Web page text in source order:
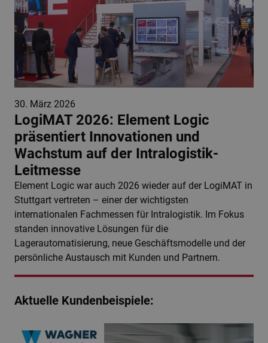
30. März 2026
LogiMAT 2026: Element Logic
präsentiert Innovationen und
Wachstum auf der Intralogistik-
Leitmesse
Element Logic war auch 2026 wieder auf der LogiMAT in
Stuttgart vertreten – einer der wichtigsten
internationalen Fachmessen für Intralogistik. Im Fokus
standen innovative Lösungen für die
Lagerautomatisierung, neue Geschäftsmodelle und der
persönliche Austausch mit Kunden und Partnern.
Aktuelle Kundenbeispiele: